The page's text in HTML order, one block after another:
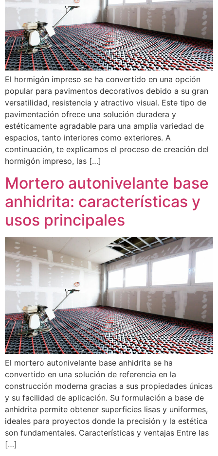
El hormigón impreso se ha convertido en una opción
popular para pavimentos decorativos debido a su gran
versatilidad, resistencia y atractivo visual. Este tipo de
pavimentación ofrece una solución duradera y
estéticamente agradable para una amplia variedad de
espacios, tanto interiores como exteriores. A
continuación, te explicamos el proceso de creación del
hormigón impreso, las […]
Mortero autonivelante base
anhidrita: características y
usos principales
El mortero autonivelante base anhidrita se ha
convertido en una solución de referencia en la
construcción moderna gracias a sus propiedades únicas
y su facilidad de aplicación. Su formulación a base de
anhidrita permite obtener superficies lisas y uniformes,
ideales para proyectos donde la precisión y la estética
son fundamentales. Características y ventajas Entre las
[…]